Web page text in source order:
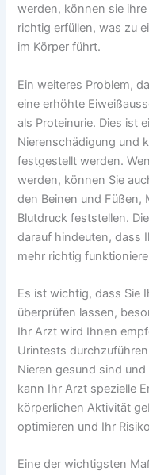
werden, können sie
richtig erfüllen, was zu
im Körper führt.
Ein weiteres Problem,
eine erhöhte
als Proteinurie. Dies ist
Nierenschädigung und
festgestellt werden.
werden, können Sie
den Beinen und Füßen,
Blutdruck feststellen.
darauf hindeuten, dass
mehr richtig
Es ist wichtig, dass Sie
überprüfen lassen,
Ihr Arzt wird Ihnen
Urintests
Nieren gesund sind
kann Ihr Arzt spezielle
körperlichen Aktivität
optimieren und Ihr
Eine der wichtigsten